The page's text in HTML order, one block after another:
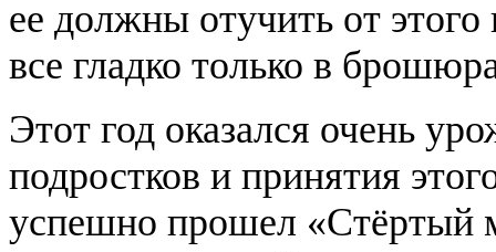
ее должны отучить от
все гладко только в
Этот год оказался очень
подростков и принятия
успешно прошел «Стёртый